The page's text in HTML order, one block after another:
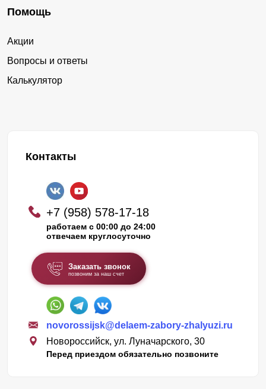
Помощь
Акции
Вопросы и ответы
Калькулятор
Контакты
+7 (958) 578-17-18
работаем с 00:00 до 24:00
отвечаем круглосуточно
Заказать звонок
позвоним за наш счет
novorossijsk@delaem-zabory-zhalyuzi.ru
Новороссийск, ул. Луначарского, 30
Перед приездом обязательно позвоните